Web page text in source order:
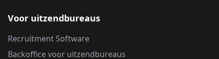
Voor uitzendbureaus
Recruitment Software
Backoffice voor uitzendbureaus